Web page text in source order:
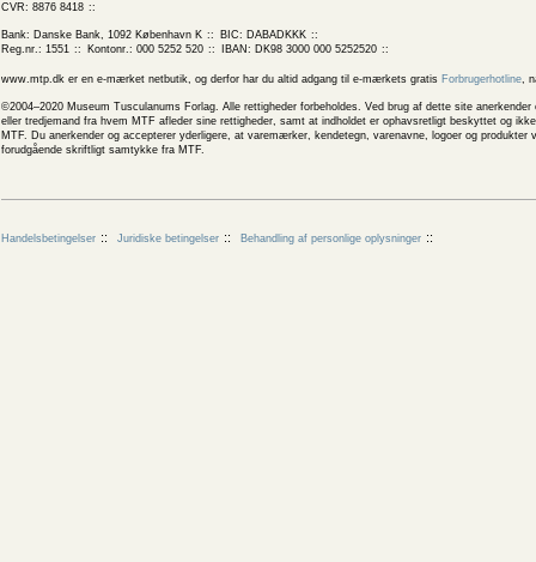
CVR: 8876 8418
Bank: Danske Bank, 1092 København K
BIC: DABADKKK
Reg.nr.: 1551
Kontonr.: 000 5252 520 IBAN: DK98 3000 000 5252520
www.mtp.dk er en e-mærket netbutik, og derfor har du altid adgang til e-mærkets gratis Forbrugerhotline,
©2004–2020 Museum Tusculanums Forlag. Alle rettigheder forbeholdes. Ved brug af dette site
eller tredjemand fra hvem MTF afleder sine rettigheder, samt at indholdet er ophavsretligt beskyttet og
MTF. Du anerkender og accepterer yderligere, at varemærker, kendetegn, varenavne, logoer og
forudgående skriftligt samtykke fra MTF.
Handelsbetingelser Juridiske betingelser Behandling af personlige oplysninger